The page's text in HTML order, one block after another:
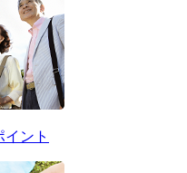
ント